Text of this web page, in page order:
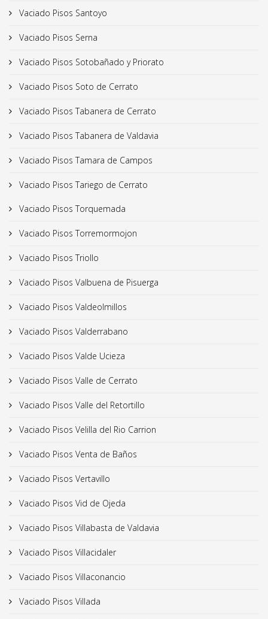
Vaciado Pisos Santoyo
Vaciado Pisos Serna
Vaciado Pisos Sotobañado y Priorato
Vaciado Pisos Soto de Cerrato
Vaciado Pisos Tabanera de Cerrato
Vaciado Pisos Tabanera de Valdavia
Vaciado Pisos Tamara de Campos
Vaciado Pisos Tariego de Cerrato
Vaciado Pisos Torquemada
Vaciado Pisos Torremormojon
Vaciado Pisos Triollo
Vaciado Pisos Valbuena de Pisuerga
Vaciado Pisos Valdeolmillos
Vaciado Pisos Valderrabano
Vaciado Pisos Valde Ucieza
Vaciado Pisos Valle de Cerrato
Vaciado Pisos Valle del Retortillo
Vaciado Pisos Velilla del Rio Carrion
Vaciado Pisos Venta de Baños
Vaciado Pisos Vertavillo
Vaciado Pisos Vid de Ojeda
Vaciado Pisos Villabasta de Valdavia
Vaciado Pisos Villacidaler
Vaciado Pisos Villaconancio
Vaciado Pisos Villada